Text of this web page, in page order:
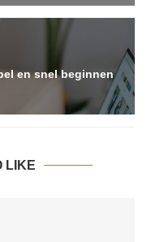
en snel beginnen
LIKE